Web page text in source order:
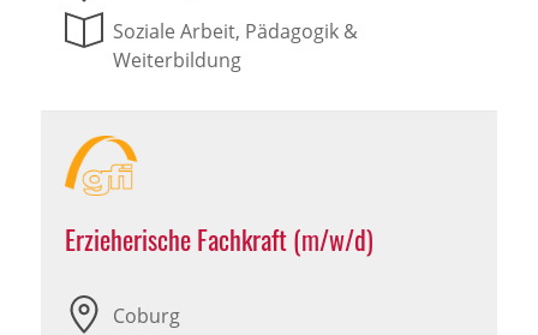
Soziale Arbeit, Pädagogik &
Weiterbildung
Erzieherische Fachkraft (m/w/d)
Coburg